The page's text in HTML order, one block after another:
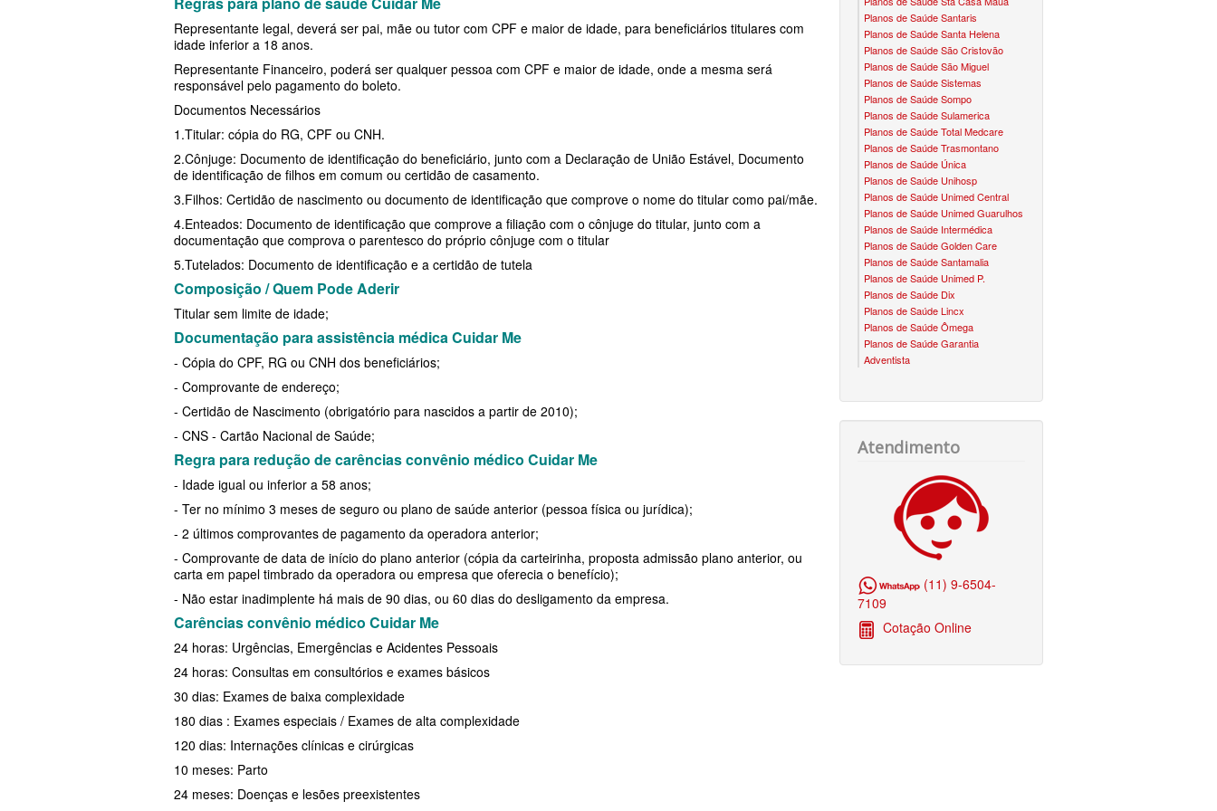
NEXT SEISA PLANO DE SAÚDE EMPRESARIAL
NOTREDAME PLANO DE SAÚDE
EMPRESARIAL
OMINT PLANO DE SAÚDE EMPRESARIAL
ONE HEALTH PLANO DE SAÚDE
EMPRESARIAL
PLENA PLANO DE SAÚDE EMPRESARIAL
PORTO SEGURO PLANO DE SAÚDE
EMPRESARIAL
SANTA CASA DE MAUÁ PLANO DE SAÚDE
EMPRESARIAL
SANTA HELENA PLANO DE SAÚDE
EMPRESARIAL
SÃO CRISTOVÃO PLANO DE SAÚDE
EMPRESARIAL
SÃO MIGUEL PLANO DE SAÚDE
EMPRESARIAL
SOMPO PLANO DE SAÚDE EMPRESARIAL
SULAMERICA PLANO DE SAÚDE
TRASMONTANO PLANO DE SAÚDE
INDIVIDUAL
ÚNICA PLANO DE SAÚDE INDIVIDUAL
UNIHOSP PLANO DE SAÚDE INDIVIDUAL
UNIMED GUARULHOS PLANO DE SAÚDE
PLANO DE SAÚDE LINCX
PLANO DE SAÚDE MEDIAL
PLANO DE SAÚDE MEDICOL
PLANO DE SAÚDE NEXT SEISA
PLANO DE SAÚDE OESTE AMR
PLANO DE SAÚDE ÔMEGA
PLANO DE SAÚDE OMINT
PLANO DE SAÚDE ONE HEALTH
PLANO DE SAÚDE PORTO SEGURO
PLANO DE SAÚDE QSAÚDE
PLANO DE SAÚDE SÃO CRISTÓVÃO
PLANO DE SAÚDE SANTA HELENA
PLANO DE SAÚDE SANTAMALIA
PLANO DE SAÚDE SOMPO
PLANO DE SAÚDE SULAMERICA
PLANO DE SAÚDE UNIHOSP
SÃO CRISTÓVÃO PLANO DE SAÚDE ADESÃO
TOTAL MEDCARE PLANO DE SAÚDE ADESÃO
UNIHOSP PLANO DE SAÚDE ADESÃO
UNIMED GUARULHOS PLANO DE SAÚDE
RIO GRANDE DO SUL - PLANO DE SAÚDE
SÃO PAULO - PLANO DE SAÚDE
TOCANTINS - PLANO DE SAÚDE
CONVÊNIO EM MOGI DAS CRUZES
CONVÊNIO EM OSASCO
CONVÊNIO EM POÁ
CONVÊNIO EM RIBEIRÃO PIRES
CONVÊNIO EM SANTA ISABEL
CONVÊNIO EM SANTO ANDRÉ
CONVÊNIO EM SUZANO
CONVÊNIO EM TABOÃO DA SERRA
PLANO ODONTO UNIODONTO
PLANO ODONTO UNIMED
NUNES & GROSSI
OURO BRASIL
VOCÊ CLUBE
Representante legal, deverá ser pai, mãe ou tutor com CPF e maior de idade, para beneficiários titulares com
idade inferior a 18 anos.
Representante Financeiro, poderá ser qualquer pessoa com CPF e maior de idade, onde a mesma será
responsável pelo pagamento do boleto.
Documentos Necessários
1.Titular: cópia do RG, CPF ou CNH.
2.Cônjuge: Documento de identificação do beneficiário, junto com a Declaração de União Estável, Documento
de identificação de filhos em comum ou certidão de casamento.
3.Filhos: Certidão de nascimento ou documento de identificação que comprove o nome do titular como pai/mãe.
4.Enteados: Documento de identificação que comprove a filiação com o cônjuge do titular, junto com a
documentação que comprova o parentesco do próprio cônjuge com o titular
5.Tutelados: Documento de identificação e a certidão de tutela
Composição / Quem Pode Aderir
Titular sem limite de idade;
Documentação para assistência médica Cuidar Me
- Cópia do CPF, RG ou CNH dos beneficiários;
- Comprovante de endereço;
- Certidão de Nascimento (obrigatório para nascidos a partir de 2010);
- CNS - Cartão Nacional de Saúde;
Regra para redução de carências convênio médico Cuidar Me
- Idade igual ou inferior a 58 anos;
- Ter no mínimo 3 meses de seguro ou plano de saúde anterior (pessoa física ou jurídica);
- 2 últimos comprovantes de pagamento da operadora anterior;
- Comprovante de data de início do plano anterior (cópia da carteirinha, proposta admissão plano anterior, ou
carta em papel timbrado da operadora ou empresa que oferecia o benefício);
- Não estar inadimplente há mais de 90 dias, ou 60 dias do desligamento da empresa.
Carências convênio médico Cuidar Me
24 horas: Urgências, Emergências e Acidentes Pessoais
24 horas: Consultas em consultórios e exames básicos
30 dias: Exames de baixa complexidade
180 dias : Exames especiais / Exames de alta complexidade
120 dias: Internações clínicas e cirúrgicas
10 meses: Parto
24 meses: Doenças e lesões preexistentes
Planos de Saúde Santaris
Planos de Saúde Santa Helena
Planos de Saúde São Cristovão
Planos de Saúde São Miguel
Planos de Saúde Sistemas
Planos de Saúde Sompo
Planos de Saúde Sulamerica
Planos de Saúde Total Medcare
Planos de Saúde Trasmontano
Planos de Saúde Única
Planos de Saúde Unihosp
Planos de Saúde Unimed Central
Planos de Saúde Unimed Guarulhos
Planos de Saúde Intermédica
Planos de Saúde Golden Care
Planos de Saúde Santamalia
Planos de Saúde Unimed P.
Planos de Saúde Dix
Planos de Saúde Lincx
Planos de Saúde Ômega
Planos de Saúde Garantia
Adventista
Atendimento
(11) 9-6504-
7109
Cotação Online